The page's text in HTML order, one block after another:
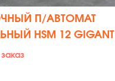
П/АВТОМАТ
HSM 12 GIGANT